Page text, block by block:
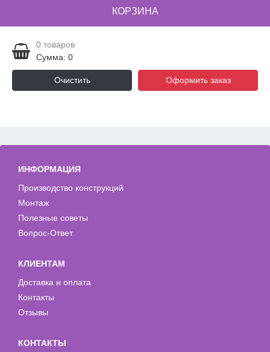
КОРЗИНА
0 товаров
Сумма: 0
Очистить Оформить заказ
ИНФОРМАЦИЯ
Производство конструкций
Монтаж
Полезные советы
Вопрос-Ответ
КЛИЕНТАМ
Доставка и оплата
Контакты
Отзывы
КОНТАКТЫ